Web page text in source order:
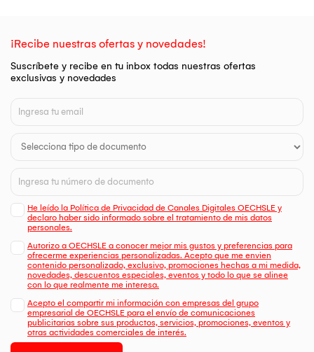
¡Recibe nuestras ofertas y novedades!
Suscríbete y recibe en tu inbox todas nuestras ofertas
exclusivas y novedades
He leído la Política de Privacidad de Canales Digitales OECHSLE y
declaro haber sido informado sobre el tratamiento de mis datos
personales.
Autorizo a OECHSLE a conocer mejor mis gustos y preferencias para
ofrecerme experiencias personalizadas. Acepto que me envien
contenido personalizado, exclusivo, promociones hechas a mi medida,
novedades, descuentos especiales, eventos y todo lo que se alinee
con lo que realmente me interesa.
Acepto el compartir mi información con empresas del grupo
empresarial de OECHSLE para el envío de comunicaciones
publicitarias sobre sus productos, servicios, promociones, eventos y
otras actividades comerciales de interés.